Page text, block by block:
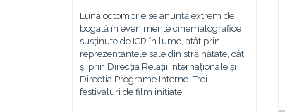
Luna octombrie se anunță extrem de
bogată în evenimente cinematografice
susținute de ICR în lume, atât prin
reprezentanțele sale din străinătate, cât
și prin Direcția Relații Internaționale și
Direcția Programe Interne. Trei
festivaluri de film inițiate